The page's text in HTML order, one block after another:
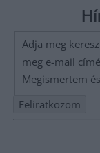
Adja meg
meg e-mail
Megismertem